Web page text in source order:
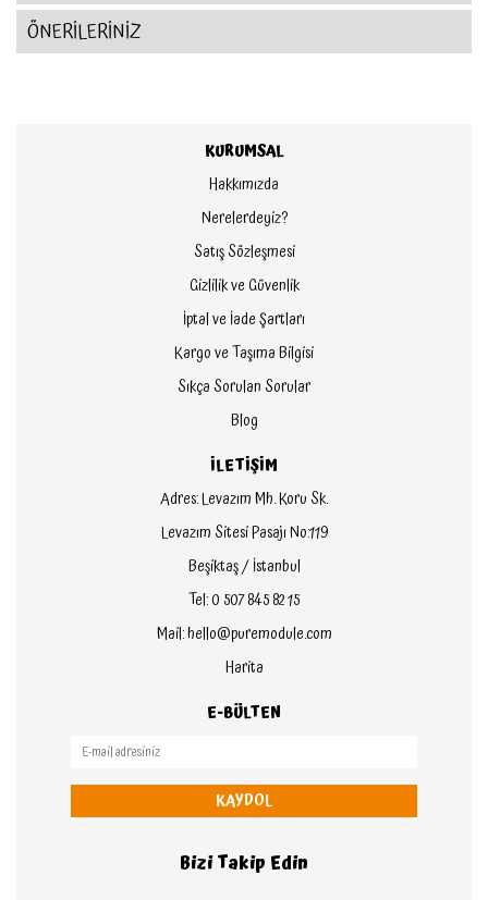
ÖNERİLERİNİZ
KURUMSAL
Hakkımızda
Nerelerdeyiz?
Satış Sözleşmesi
Gizlilik ve Güvenlik
İptal ve İade Şartları
Kargo ve Taşıma Bilgisi
Sıkça Sorulan Sorular
Blog
İLETİŞİM
Adres: Levazım Mh. Koru Sk.
Levazım Sitesi Pasajı No:119
Beşiktaş / İstanbul
Tel: 0 507 845 82 15
Mail: hello@puremodule.com
Harita
E-BÜLTEN
KAYDOL
Bizi Takip Edin